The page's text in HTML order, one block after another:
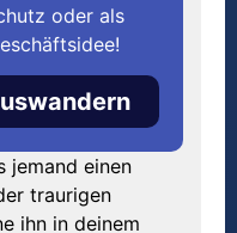
oder als
jemand einen
traurigen
ihn in deinem